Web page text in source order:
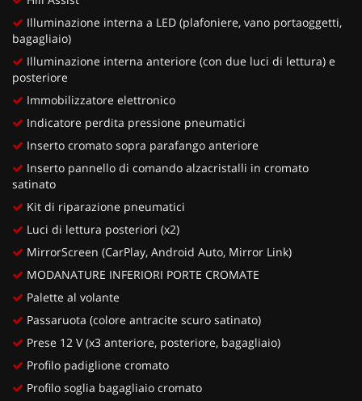
Illuminazione interna a LED (plafoniere, vano portaoggetti,
bagagliaio)
Illuminazione interna anteriore (con due luci di lettura) e
posteriore
Immobilizzatore elettronico
Indicatore perdita pressione pneumatici
Inserto cromato sopra parafango anteriore
Inserto pannello di comando alzacristalli in cromato
satinato
Kit di riparazione pneumatici
Luci di lettura posteriori (x2)
MirrorScreen (CarPlay, Android Auto, Mirror Link)
MODANATURE INFERIORI PORTE CROMATE
Palette al volante
Passaruota (colore antracite scuro satinato)
Prese 12 V (x3 anteriore, posteriore, bagagliaio)
Profilo padiglione cromato
Profilo soglia bagagliaio cromato